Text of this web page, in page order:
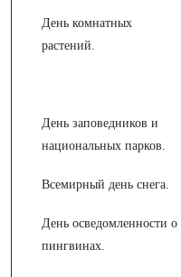
День комнатных
растений.
День заповедников и
национальных парков.
Всемирный день снега.
День осведомленности о
пингвинах.